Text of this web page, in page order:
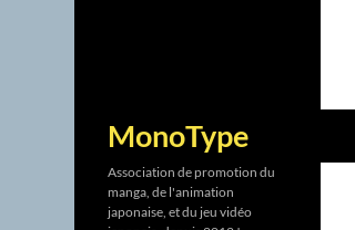
MonoType
Association de promotion du
manga, de l'animation
japonaise, et du jeu vidéo